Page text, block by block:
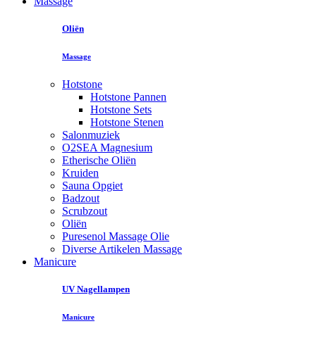
Oliën
Massage
Hotstone
Hotstone Pannen
Hotstone Sets
Hotstone Stenen
Salonmuziek
O2SEA Magnesium
Etherische Oliën
Kruiden
Sauna Opgiet
Badzout
Scrubzout
Oliën
Puresenol Massage Olie
Diverse Artikelen Massage
Manicure
UV Nagellampen
Manicure